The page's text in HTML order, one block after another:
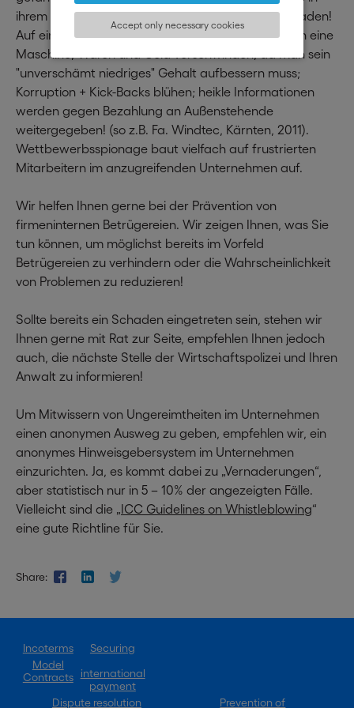
Accept only necessary cookies
ihrem Frust gewillt sind, dem Unternehmen zu schaden!
Auf einmal "fällt durch Zufall" ein kleines Metallteil in eine
Maschine; Waren und Geld verschwinden, da man sein
"unverschämt niedriges" Gehalt aufbessern muss;
Korruption + Kick-Backs blühen; heikle Informationen
werden gegen Bezahlung an Außenstehende
weitergegeben! (so z.B. Fa. Windtec, Kärnten, 2011).
Wettbewerbsspionage baut vielfach auf frustrierten
Mitarbeitern im anzugreifenden Unternehmen auf.
Wir helfen Ihnen gerne bei der Prävention von
firmeninternen Betrügereien. Wir zeigen Ihnen, was Sie
tun können, um möglichst bereits im Vorfeld
Betrügereien zu verhindern oder die Wahrscheinlichkeit
von Problemen zu reduzieren!
Sollte bereits ein Schaden eingetreten sein, stehen wir
Ihnen gerne mit Rat zur Seite, empfehlen Ihnen jedoch
auch, die nächste Stelle der Wirtschaftspolizei und Ihren
Anwalt zu informieren!
Um Mitwissern von Ungereimtheiten im Unternehmen
einen anonymen Ausweg zu geben, empfehlen wir, ein
anonymes Hinweisgebersystem im Unternehmen
einzurichten. Ja, es kommt dabei zu „Vernaderungen“,
aber statistisch nur in 5 – 10% der angezeigten Fälle.
Vielleicht sind die „ ICC Guidelines on Whistleblowing“
eine gute Richtline für Sie.
Share:
Incoterms
Model
Contracts
Securing
international
payment
Dispute resolution
Prevention of